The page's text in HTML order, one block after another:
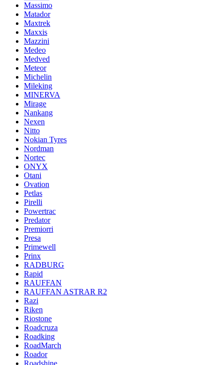
Massimo
Matador
Maxtrek
Maxxis
Mazzini
Medeo
Medved
Meteor
Michelin
Mileking
MINERVA
Mirage
Nankang
Nexen
Nitto
Nokian Tyres
Nordman
Nortec
ONYX
Otani
Ovation
Petlas
Pirelli
Powertrac
Predator
Premiorri
Presa
Primewell
Prinx
RADBURG
Rapid
RAUFFAN
RAUFFAN ASTRAR R2
Razi
Riken
Riostone
Roadcruza
Roadking
RoadMarch
Roador
Roadshine